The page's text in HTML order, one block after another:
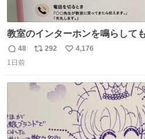
教室のインターホンを鳴らして
とがあります…。 もしかすると「電話の出方」に困ってい
るのかもしれません。 そこで「
返
信
48
リ
ト
292
い
数
4,176
1日前